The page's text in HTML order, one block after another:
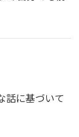
話に基づいて